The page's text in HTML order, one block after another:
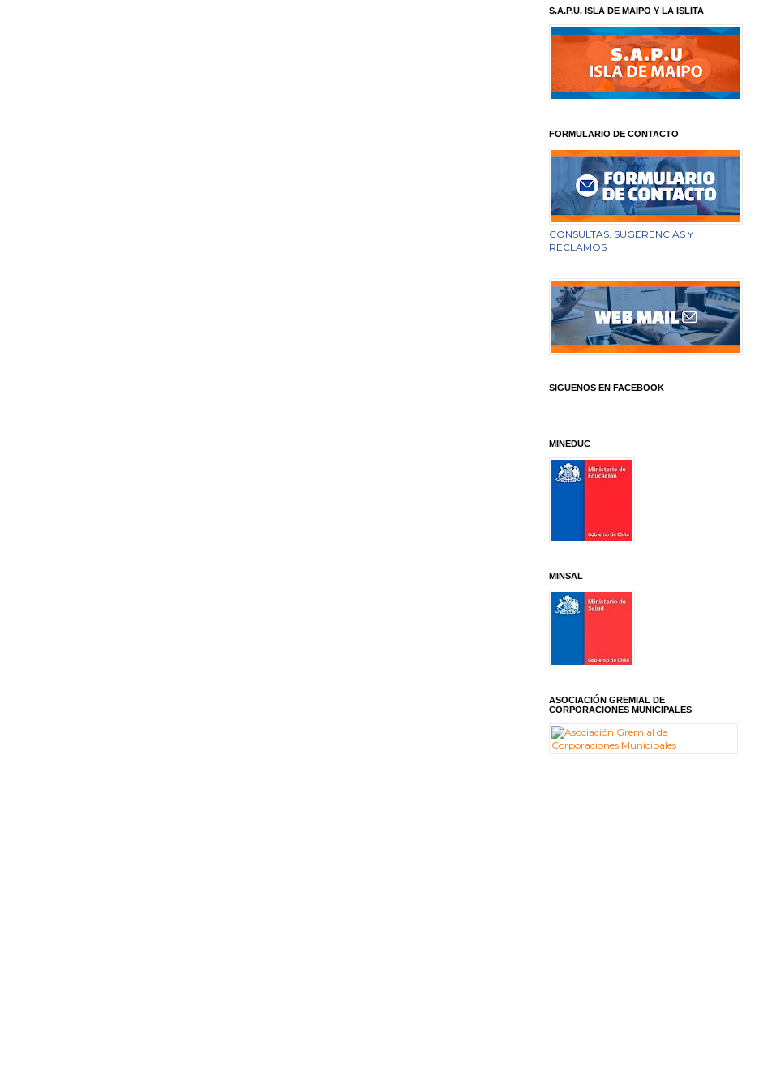
S.A.P.U. ISLA DE MAIPO Y LA ISLITA
FORMULARIO DE CONTACTO
CONSULTAS, SUGERENCIAS Y
RECLAMOS
SIGUENOS EN FACEBOOK
MINEDUC
MINSAL
ASOCIACIÓN GREMIAL DE
CORPORACIONES MUNICIPALES